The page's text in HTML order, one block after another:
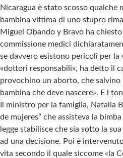
Nicaragua è stato scosso qualche
bambina vittima di uno stupro
Miguel Obando y Bravo ha
commissione medici
se davvero esistono pericoli per la
«dottori responsabili», ha detto il
provochino un aborto, che salvino
bambina che deve nascere». E i
Il ministro per la famiglia, Natalia
de mujeres” che assisteva la
legge stabilisce che sia sotto la
ad una decisione. Poi è
vita secondo il quale siccome «la